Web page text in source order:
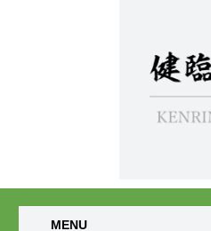
MENU